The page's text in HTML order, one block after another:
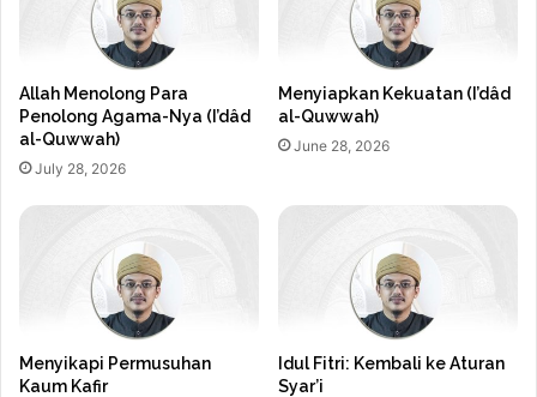
Allah Menolong Para
Penolong Agama-Nya (I’dâd
al-Quwwah)
July 28, 2026
Menyiapkan Kekuatan (I’dâd
al-Quwwah)
June 28, 2026
Menyikapi Permusuhan
Kaum Kafir
Idul Fitri: Kembali ke Aturan
Syar’i